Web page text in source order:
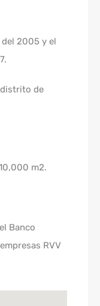
2005 y el
distrito de
m2.
Banco
RVV